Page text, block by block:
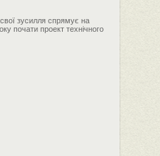
свої зусилля спрямує на
почати проект технічного